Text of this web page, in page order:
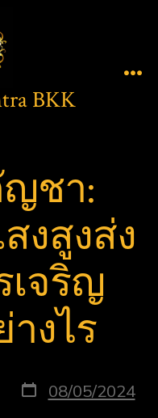
BKK
ชา:
งสูงส่ง
จริญ
งไร
Post
date
08/05/2024